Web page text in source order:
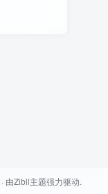
· 由Zibll主题强力驱动.